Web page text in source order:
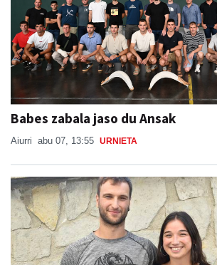
Babes zabala jaso du Ansak
Aiurri abu 07, 13:55 URNIETA